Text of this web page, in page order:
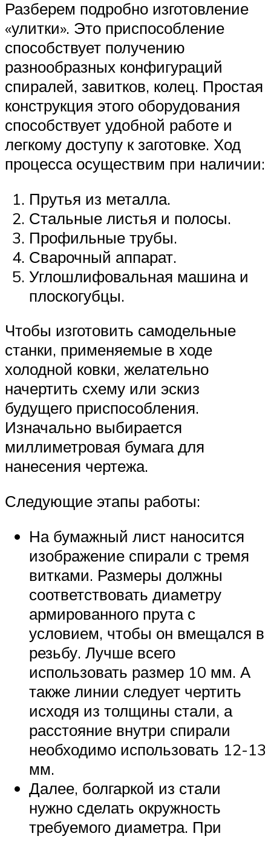
Разберем подробно изготовление
«улитки». Это приспособление
способствует получению
разнообразных конфигураций
спиралей, завитков, колец. Простая
конструкция этого оборудования
способствует удобной работе и
легкому доступу к заготовке. Ход
процесса осуществим при наличии:
Прутья из металла.
Стальные листья и полосы.
Профильные трубы.
Сварочный аппарат.
Углошлифовальная машина и
плоскогубцы.
Чтобы изготовить самодельные
станки, применяемые в ходе
холодной ковки, желательно
начертить схему или эскиз
будущего приспособления.
Изначально выбирается
миллиметровая бумага для
нанесения чертежа.
Следующие этапы работы:
На бумажный лист наносится
изображение спирали с тремя
витками. Размеры должны
соответствовать диаметру
армированного прута с
условием, чтобы он вмещался в
резьбу. Лучше всего
использовать размер 10 мм. А
также линии следует чертить
исходя из толщины стали, а
расстояние внутри спирали
необходимо использовать 12-13
мм.
Далее, болгаркой из стали
нужно сделать окружность
требуемого диаметра. При